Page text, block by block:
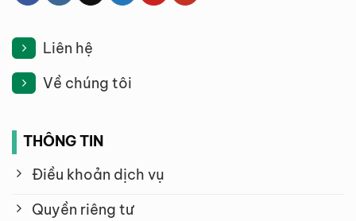
Liên hệ
Về chúng tôi
THÔNG TIN
Điều khoản dịch vụ
Quyền riêng tư